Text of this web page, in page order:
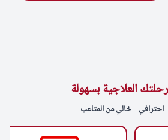
العلاجية بسهولة
- خالي من المتاعب